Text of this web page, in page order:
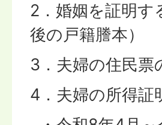
2．婚姻を証明す
後の戸籍謄本）
3．夫婦の住民票
4．夫婦の所得証